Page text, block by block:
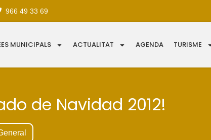
966 49 33 69
MUNICIPALS ACTUALITAT AGENDA TURISME
de Navidad 2012!